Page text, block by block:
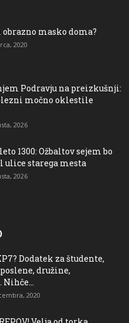
masko doma?
2020
Podravju na preizkušnji:
močno oklestile
2026
1300: Ožbaltov sejem bo
ulice starega mesta
2026
Dodatek za študente,
družine,
Nihče...
2020